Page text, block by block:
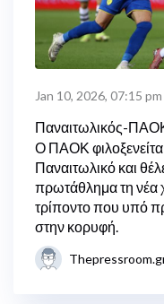
Jan 10, 2026, 07:15 pm
Παναιτωλικός-
Ο ΠΑΟΚ
Παναιτωλικό και
πρωτάθλημα τη νέα
τρίποντο που υπό
στην κορυφή.